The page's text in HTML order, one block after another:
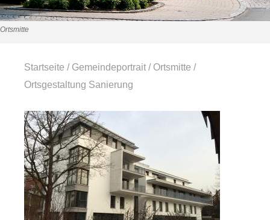
Ortsmitte
Startseite / Gemeindeportrait / Ortsmitte /
Ortsgestaltung Sanierung